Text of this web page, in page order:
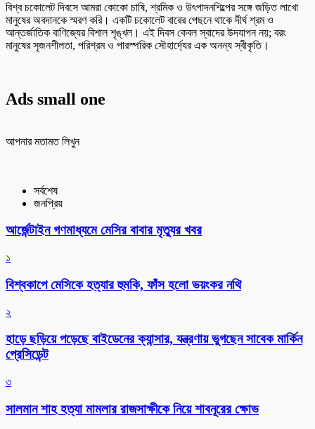
বিশ্ব চকোলেট দিবসে আমরা কোকো চাষি, শ্রমিক ও উৎপাদনশিল্পের সঙ্গে জড়িত লাখো
মানুষের অবদানকে স্মরণ করি। একটি চকোলেট বারের পেছনে থাকে দীর্ঘ শ্রম ও
আন্তর্জাতিক বাণিজ্যের বিশাল শৃঙ্খল। এই দিবস কেবল স্বাদের উদযাপন নয়; বরং
মানুষের সৃজনশীলতা, পরিশ্রম ও পারস্পরিক সৌহার্দ্যের এক অনন্য স্বীকৃতি।
Ads small one
আপনার মতামত লিখুন
সর্বশেষ
জনপ্রিয়
আর্জেন্টাইন গণমাধ্যমে মেসির বাবার মৃত্যুর খবর
১
বিশ্বকাপে মেসিকে হত্যার হুমকি, ফাঁস হলো ভয়ংকর নথি
২
হাড়ে ছড়িয়ে পড়েছে বাইডেনের ক্যান্সার, যন্ত্রণায় ভুগছেন সাবেক মার্কিন
প্রেসিডেন্ট
৩
সালমান শাহ হত্যা মামলার রাজসাক্ষীকে নিয়ে শাবনূরের ক্ষোভ